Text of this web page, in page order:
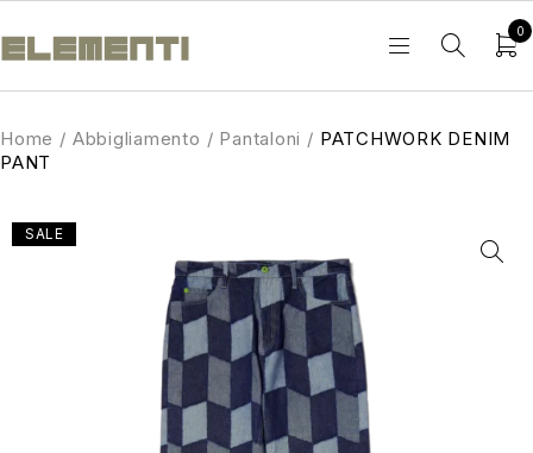
0
Home / Abbigliamento / Pantaloni / PATCHWORK DENIM
PANT
SALE